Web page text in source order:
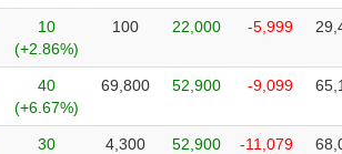
10
(+2.86%)
100 22,000 -5,999
40
(+6.67%)
69,800 52,900 -9,099
30
4,300 52,900 -11,079
nội bộ Người liên quan Cổ đông lớn